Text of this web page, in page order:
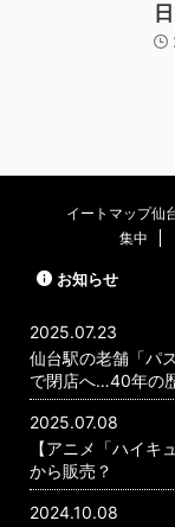
日
イートマップ仙
集中
お知らせ
2025.07.23
仙台駅の老舗「パ
で閉店へ…40年の
2025.07.08
【アニメ「ハイ
から販売？
2024.10.08